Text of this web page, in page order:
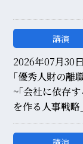
講演
2026年07月30
｢優秀人財の離
~｢会社に依存
を作る人事戦